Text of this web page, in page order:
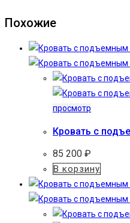
Похожие
просмотр
Кровать с
85 200 ₽
В корзину